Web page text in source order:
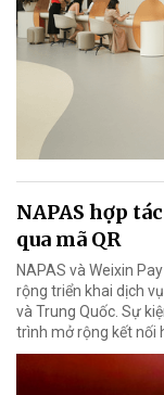
NAPAS hợp
qua mã QR
NAPAS và Weixin
rộng triển khai dịch
và Trung Quốc. Sự
trình mở rộng kết nối